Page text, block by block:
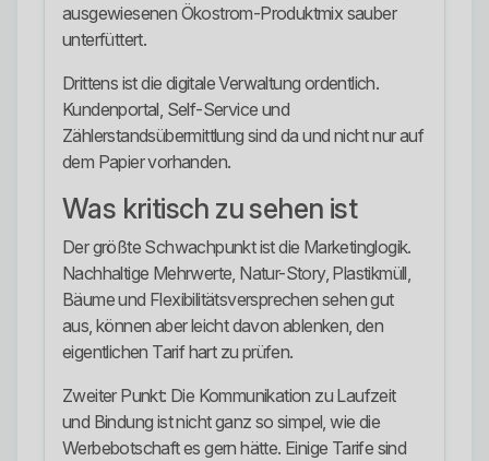
ausgewiesenen Ökostrom-Produktmix sauber
unterfüttert.
Drittens ist die digitale Verwaltung ordentlich.
Kundenportal, Self-Service und
Zählerstandsübermittlung sind da und nicht nur auf
dem Papier vorhanden.
Was kritisch zu sehen ist
Der größte Schwachpunkt ist die Marketinglogik.
Nachhaltige Mehrwerte, Natur-Story, Plastikmüll,
Bäume und Flexibilitätsversprechen sehen gut
aus, können aber leicht davon ablenken, den
eigentlichen Tarif hart zu prüfen.
Zweiter Punkt: Die Kommunikation zu Laufzeit
und Bindung ist nicht ganz so simpel, wie die
Werbebotschaft es gern hätte. Einige Tarife sind